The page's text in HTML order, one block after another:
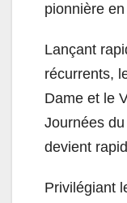
pionnière
Lançant
récurrents,
Dame et le
Journées
devient
Privilégiant